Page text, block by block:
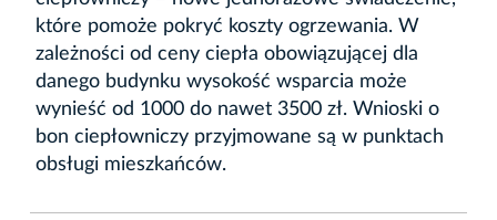
które pomoże pokryć koszty ogrzewania. W
zależności od ceny ciepła obowiązującej dla
danego budynku wysokość wsparcia może
wynieść od 1000 do nawet 3500 zł. Wnioski o
bon ciepłowniczy przyjmowane są w punktach
obsługi mieszkańców.